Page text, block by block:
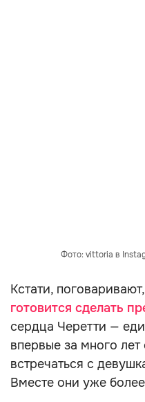
Фото: vittoria в
Кстати,
готовится сделать
сердца Черетти —
впервые за много
встречаться с
Вместе они уже более